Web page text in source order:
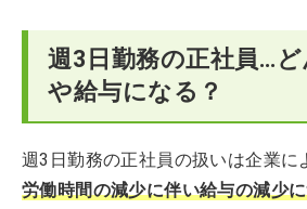
週3日勤務の正社員…
や給与になる？
週3日勤務の正社員の扱いは企業に
労働時間の減少に伴い給与の減少